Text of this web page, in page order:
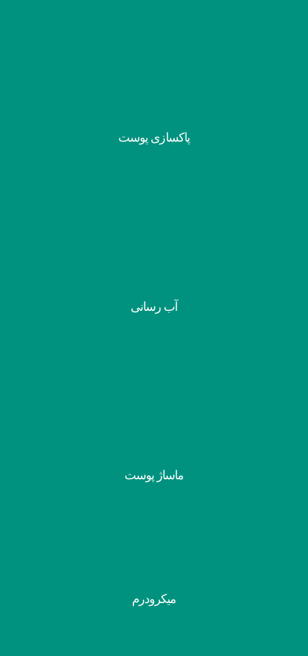
پاکسازی پوست
آب رسانی
ماساژ پوست
میکرودرم